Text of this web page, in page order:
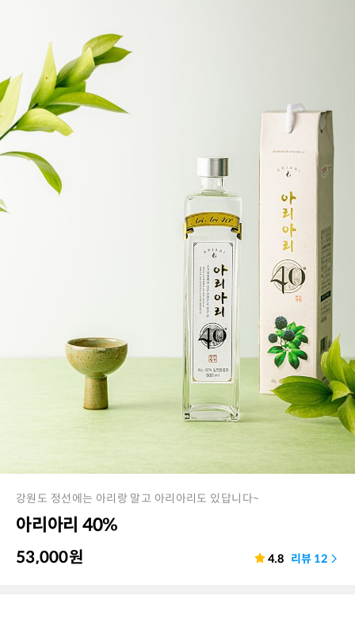
강원도 정선에는 아리랑 말고 아리아리도 있답니다~
아리아리 40%
53,000원 4.8 리뷰 12